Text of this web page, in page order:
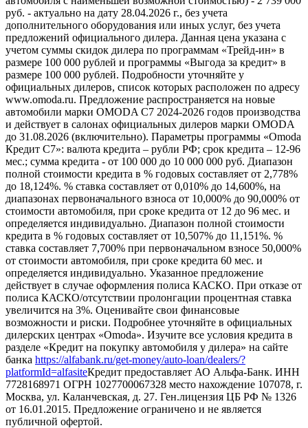
руб. - актуально на дату 28.04.2026 г., без учета
дополнительного оборудования или иных услуг, без учета
предложений официального дилера. Данная цена указана с
учетом суммы скидок дилера по программам «Трейд-ин» в
размере 100 000 рублей и программы «Выгода за кредит» в
размере 100 000 рублей. Подробности уточняйте у
официальных дилеров, список которых расположен по адресу
www.omoda.ru. Предложение распространяется на новые
автомобили марки OMODA C7 2024-2026 годов производства
и действует в салонах официальных дилеров марки OMODA
до 31.08.2026 (включительно). Параметры программы «Omoda
Кредит C7»: валюта кредита – рубли РФ; срок кредита – 12-96
мес.; сумма кредита - от 100 000 до 10 000 000 руб. Диапазон
полной стоимости кредита в % годовых составляет от 2,778%
до 18,124%. % ставка составляет от 0,010% до 14,600%, на
диапазонах первоначального взноса от 10,000% до 90,000% от
стоимости автомобиля, при сроке кредита от 12 до 96 мес. и
определяется индивидуально. Диапазон полной стоимости
кредита в % годовых составляет от 10,507% до 11,151%. %
ставка составляет 7,700% при первоначальном взносе 50,000%
от стоимости автомобиля, при сроке кредита 60 мес. и
определяется индивидуально. Указанное предложение
действует в случае оформления полиса КАСКО. При отказе от
полиса КАСКО/отсутствии пролонгации процентная ставка
увеличится на 3%. Оценивайте свои финансовые
возможности и риски. Подробнее уточняйте в официальных
дилерских центрах «Omoda». Изучите все условия кредита в
разделе «Кредит на покупку автомобиля у дилера» на сайте
банка https://alfabank.ru/get-money/auto-loan/dealers/?
platformId=alfasiteКредит предоставляет АО Альфа-Банк. ИНН
7728168971 ОГРН 1027700067328 место нахождение 107078, г.
Москва, ул. Каланчевская, д. 27. Ген.лицензия ЦБ РФ № 1326
от 16.01.2015. Предложение ограничено и не является
публичной офертой.